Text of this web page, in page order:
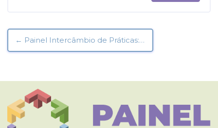
← Painel Intercâmbio de Práticas: Diálogos entre Educação, Tecnologia e Humanidade